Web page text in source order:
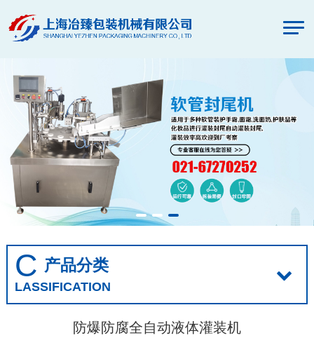
C 产品分类
LASSIFICATION
防爆防腐全自动液体灌装机